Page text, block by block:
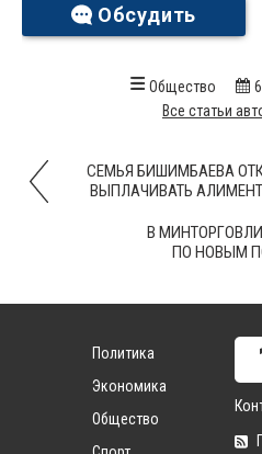
Обсудить
Общество
Все статьи
СЕМЬЯ БИШИМБАЕВА
ВЫПЛАЧИВАТЬ
В
ПО НОВЫМ
Политика
Экономика
Общество